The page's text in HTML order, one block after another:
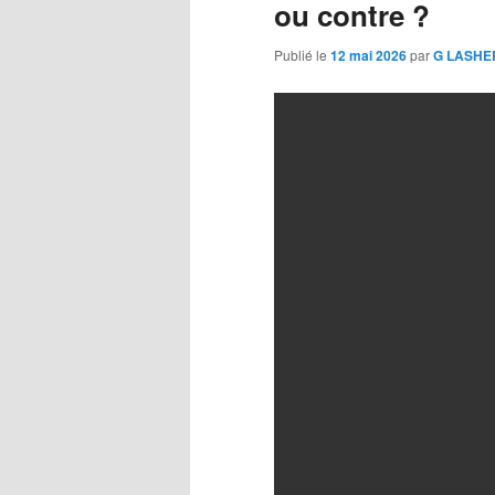
ou contre ?
Publié le 12 mai 2026parG